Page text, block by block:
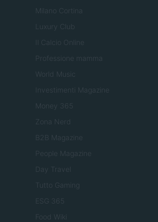
Milano Cortina
Luxury Club
Il Calcio Online
Professione mamma
World Music
Investimenti Magazine
Money 365
Zona Nerd
B2B Magazine
People Magazine
Day Travel
Tutto Gaming
ESG 365
Food Wiki